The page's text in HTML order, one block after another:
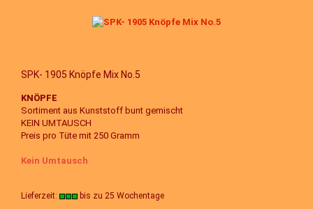
SPK- 1905 Knöpfe Mix No.5
KNÖPFE
Sortiment aus Kunststoff bunt gemischt
KEIN UMTAUSCH
Preis pro Tüte mit 250 Gramm
Kein Umtausch
Lieferzeit: bis zu 25 Wochentage